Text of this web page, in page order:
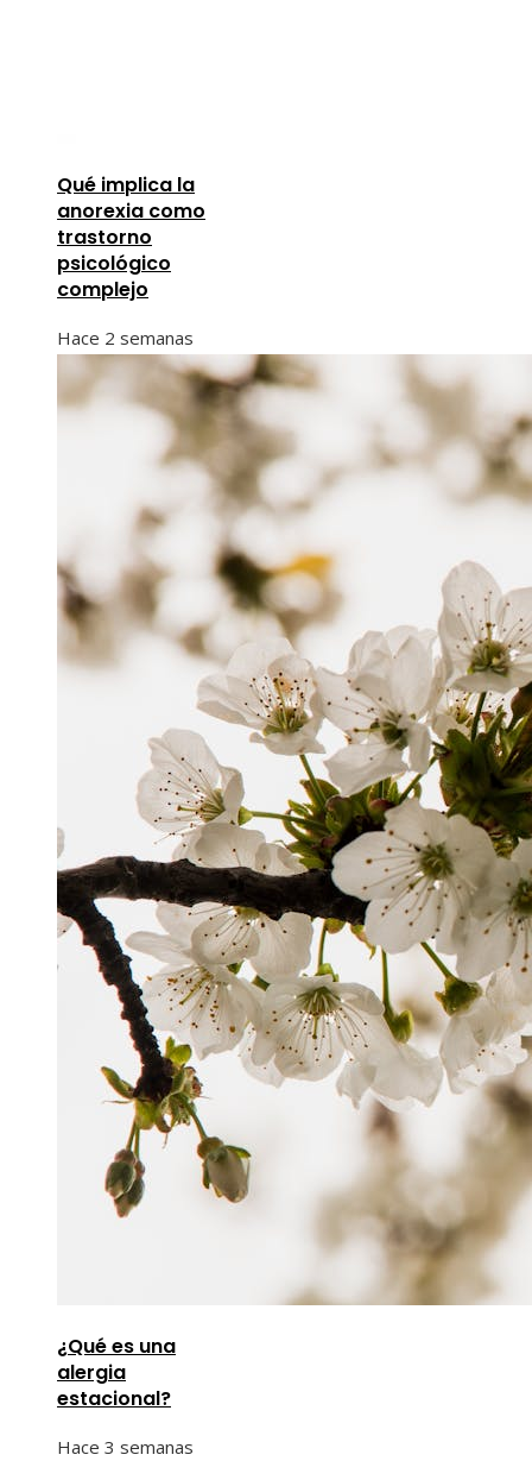
Qué implica la
anorexia como
trastorno
psicológico
complejo
Hace 2 semanas
¿Qué es una
alergia
estacional?
Hace 3 semanas